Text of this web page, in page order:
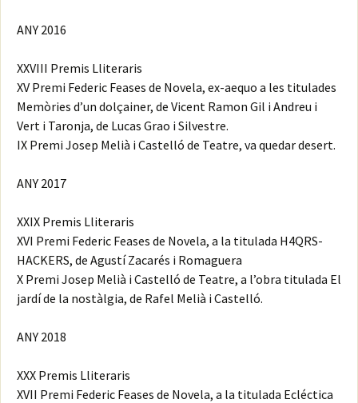
ANY 2016
XXVIII Premis Lliteraris
XV Premi Federic Feases de Novela, ex-aequo a les titulades
Memòries d’un dolçainer, de Vicent Ramon Gil i Andreu i
Vert i Taronja, de Lucas Grao i Silvestre.
IX Premi Josep Melià i Castelló de Teatre, va quedar desert.
ANY 2017
XXIX Premis Lliteraris
XVI Premi Federic Feases de Novela, a la titulada H4QRS-
HACKERS, de Agustí Zacarés i Romaguera
X Premi Josep Melià i Castelló de Teatre, a l’obra titulada El
jardí de la nostàlgia, de Rafel Melià i Castelló.
ANY 2018
XXX Premis Lliteraris
XVII Premi Federic Feases de Novela, a la titulada Ecléctica